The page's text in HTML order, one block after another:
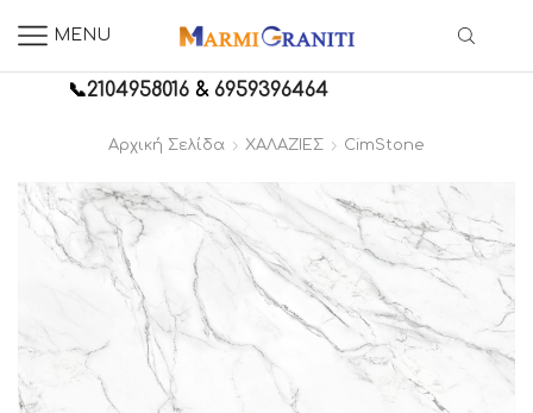
MENU
📞2104958016 &6959396464
Αρχική Σελίδα ΧΑΛΑΖΙΕΣ CimStone